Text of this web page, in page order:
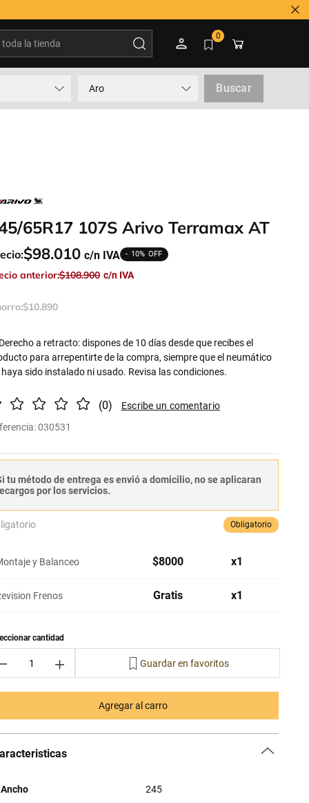
0
Aro Buscar
65R17 107S Arivo Terramax AT
$98.010 10%
anterior:$108.900
$10.890
a retracto: dispones de 10 días desde que recibes el
para arrepentirte de la compra, siempre que el neumático
sido instalado ni usado. Revisa las condiciones.
(0)
:030531
tu método de entrega es envió a domicilio, no se aplicaran
por los servicios.
Obligatorio
y Balanceo $8000 x1
Frenos Gratis x1
＋
Agregar al carro
Ancho 245